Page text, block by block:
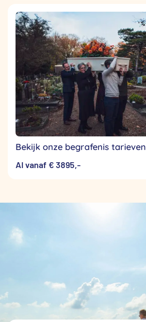
Bekijk onze begrafenis tarieven
Al vanaf € 3895,-